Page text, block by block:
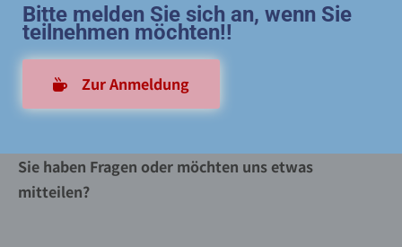
Bitte melden Sie sich an, wenn Sie
teilnehmen möchten!!
Zur Anmeldung
Sie haben Fragen oder möchten uns etwas
mitteilen?